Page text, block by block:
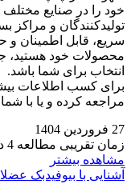
خود را در صنایع مختلف
تولیدکنندگان و مراکز
سریع، قابل اطمینان
محصولات خود هستید،
انتخاب برای شما باشد.
برای کسب اطلاعات
مراجعه کرده و یا با شماره 09128888390 تماس
27 فروردین 1404
زمان تقریبی مطالعه 4 دقیقه
مشاهده بیشتر
آشنایی با بیوفیدبک